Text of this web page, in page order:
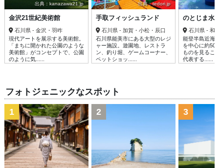
出典：kanazawa21.jp
金沢21世紀美術館
石川県 - 金沢・羽咋
現代アートを展示する美術館。
「まちに開かれた公園のような
美術館」がコンセプトで、公園
のように気......
出典：tedori.jp
手取フィッシュランド
石川県 - 加賀・小松・辰口
石川県能美市にある大型のレジ
ャー施設。遊園地、レストラ
ン、釣り堀、ゲームコーナー、
ペットショッ......
のとじま水
石川県 - 和
能登半島近海
を中心に約
ものを見るこ
代表する......
フォトジェニックなスポット
1 2 3